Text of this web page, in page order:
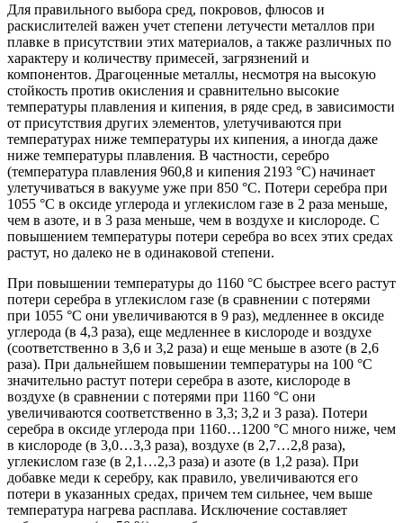
Для правильного выбора сред, покровов, флюсов и
раскислителей важен учет степени летучести металлов при
плавке в присутствии этих материалов, а также различных по
характеру и количеству примесей, загрязнений и
компонентов. Драгоценные металлы, несмотря на высокую
стойкость против окисления и сравнительно высокие
температуры плавления и кипения, в ряде сред, в зависимости
от присутствия других элементов, улетучиваются при
температурах ниже температуры их кипения, а иногда даже
ниже температуры плавления. В частности, серебро
(температура плавления 960,8 и кипения 2193 °С) начинает
улетучиваться в вакууме уже при 850 °С. Потери серебра при
1055 °С в оксиде углерода и углекислом газе в 2 раза меньше,
чем в азоте, и в 3 раза меньше, чем в воздухе и кислороде. С
повышением температуры потери серебра во всех этих средах
растут, но далеко не в одинаковой степени.
При повышении температуры до 1160 °С быстрее всего растут
потери серебра в углекислом газе (в сравнении с потерями
при 1055 °С они увеличиваются в 9 раз), медленнее в оксиде
углерода (в 4,3 раза), еще медленнее в кислороде и воздухе
(соответственно в 3,6 и 3,2 раза) и еще меньше в азоте (в 2,6
раза). При дальнейшем повышении температуры на 100 °С
значительно растут потери серебра в азоте, кислороде в
воздухе (в сравнении с потерями при 1160 °С они
увеличиваются соответственно в 3,3; 3,2 и 3 раза). Потери
серебра в оксиде углерода при 1160…1200 °С много ниже, чем
в кислороде (в 3,0…3,3 раза), воздухе (в 2,7…2,8 раза),
углекислом газе (в 2,1…2,3 раза) и азоте (в 1,2 раза). При
добавке меди к серебру, как правило, увеличиваются его
потери в указанных средах, причем тем сильнее, чем выше
температура нагрева расплава. Исключение составляет